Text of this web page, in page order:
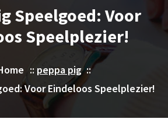
Speelgoed: Voor
Speelplezier!
:: peppa pig::
Voor Eindeloos Speelplezier!